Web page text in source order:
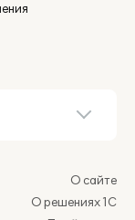
О сайте
О решениях 1С